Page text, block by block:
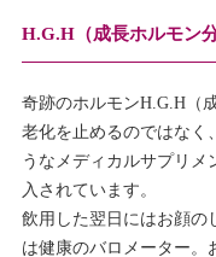
H.G.H（成長ホルモン
奇跡のホルモンH.G.H（
老化を止めるのではなく
うなメディカルサプリメ
入されています。
飲用した翌日にはお顔の
は健康のバロメーター。